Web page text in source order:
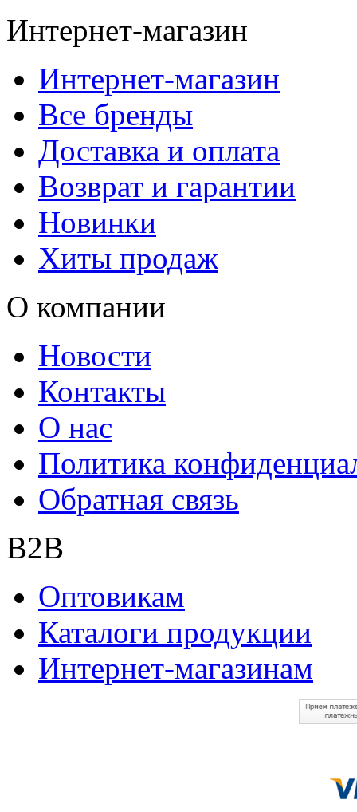
Интернет-магазин
Интернет-магазин
Все бренды
Доставка и оплата
Возврат и гарантии
Новинки
Хиты продаж
О компании
Новости
Контакты
О нас
Политика
Обратная связь
B2B
Оптовикам
Каталоги продукции
Интернет-магазинам